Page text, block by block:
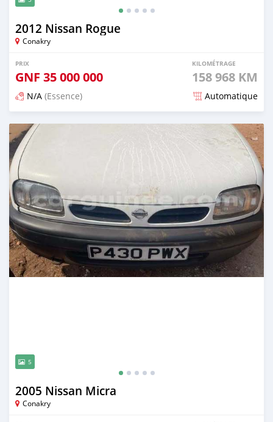
2012 Nissan Rogue
Conakry
PRIX
GNF 35 000 000
KILOMÉTRAGE
158 968 KM
N/A (Essence) Automatique
Publié il y a 5 mois
5
2005 Nissan Micra
Conakry